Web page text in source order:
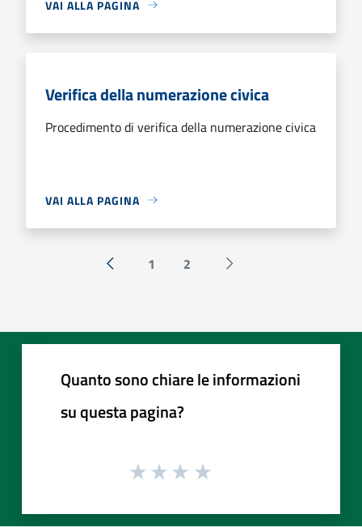
VAI ALLA PAGINA
Verifica della numerazione civica
Procedimento di verifica della numerazione civica
VAI ALLA PAGINA
« Precedente
1 2 Successiva »
Quanto sono chiare le informazioni
su questa pagina?